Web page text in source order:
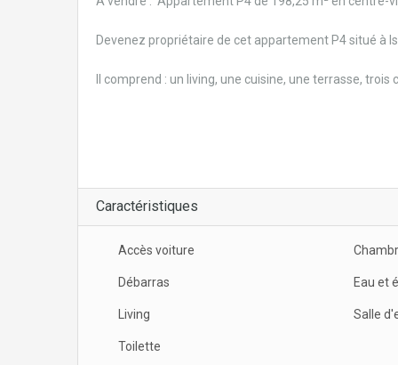
Devenez propriétaire de cet appartement P4 situé à
Il comprend : un living, une cuisine, une terrasse,
Caractéristiques
Accès voiture
Débarras Eau et
Living Salle
Toilette